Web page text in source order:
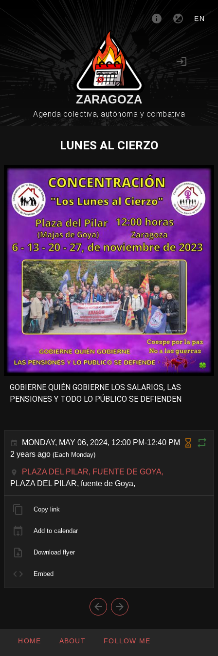
EN
ZARAGOZA
Agenda colectiva, autónoma y combativa
LUNES AL CIERZO
GOBIERNE QUIÉN GOBIERNE LOS SALARIOS, LAS
PENSIONES Y TODO LO PÚBLICO SE DEFIENDEN
MONDAY, MAY 06, 2024, 12:00 PM-12:40 PM
2 years ago (Each Monday)
PLAZA DEL PILAR, FUENTE DE GOYA,
PLAZA DEL PILAR, fuente de Goya,
Copy link
Add to calendar
Download flyer
Embed
HOME ABOUT FOLLOW ME